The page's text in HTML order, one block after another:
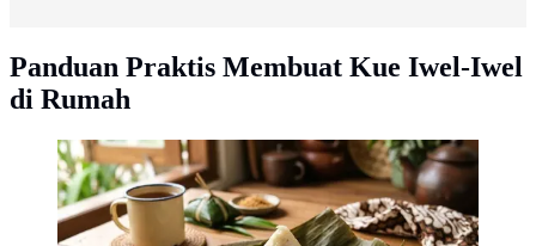
Panduan Praktis Membuat Kue Iwel-Iwel
di Rumah